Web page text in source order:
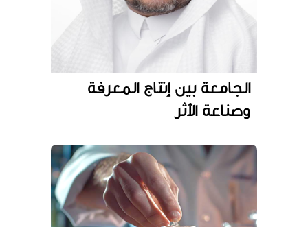
الجامعة بين إنتاج المعرفة
وصناعة الأثر